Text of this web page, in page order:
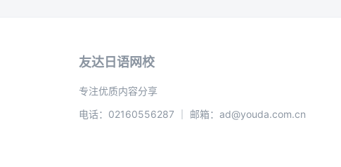
友达日语网校
专注优质内容分享
电话：02160556287 ｜ 邮箱：ad@youda.com.cn